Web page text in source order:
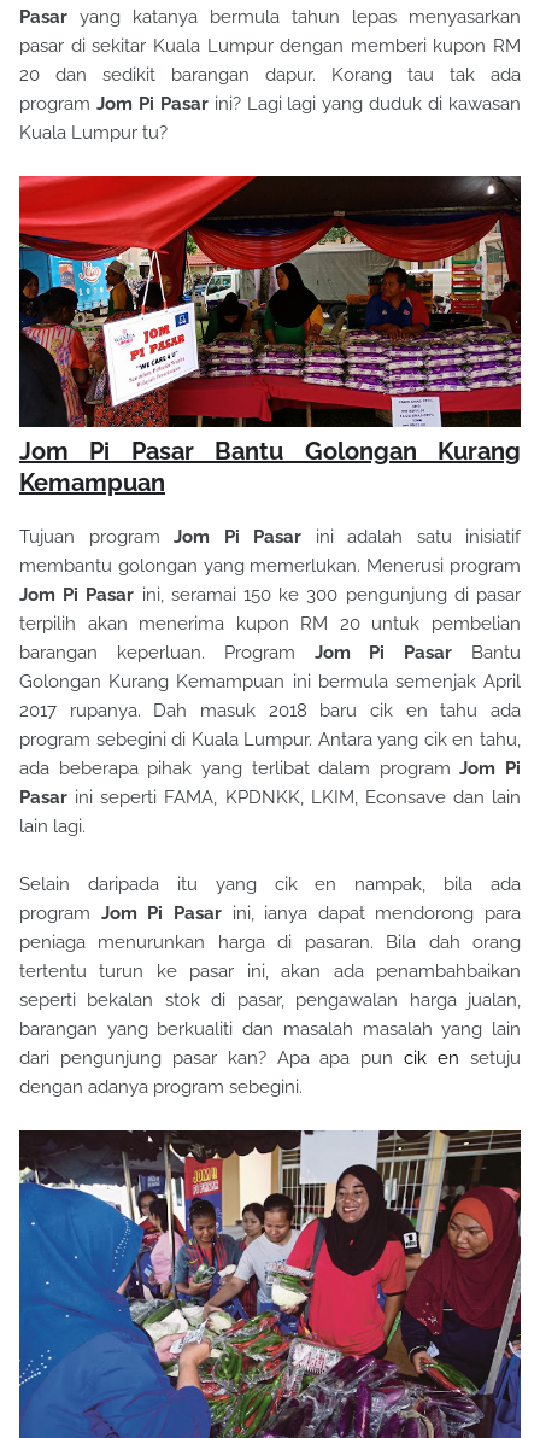
Pasar yang katanya bermula tahun lepas menyasarkan
pasar di sekitar Kuala Lumpur dengan memberi kupon RM
20 dan sedikit barangan dapur. Korang tau tak ada
program Jom Pi Pasar ini? Lagi lagi yang duduk di kawasan
Kuala Lumpur tu?
Jom Pi Pasar Bantu Golongan Kurang
Kemampuan
Tujuan program Jom Pi Pasar ini adalah satu inisiatif
membantu golongan yang memerlukan. Menerusi program
Jom Pi Pasar ini, seramai 150 ke 300 pengunjung di pasar
terpilih akan menerima kupon RM 20 untuk pembelian
barangan keperluan. Program Jom Pi Pasar Bantu
Golongan Kurang Kemampuan ini bermula semenjak April
2017 rupanya. Dah masuk 2018 baru cik en tahu ada
program sebegini di Kuala Lumpur. Antara yang cik en tahu,
ada beberapa pihak yang terlibat dalam programJom Pi
Pasar ini seperti FAMA, KPDNKK, LKIM, Econsave dan lain
lain lagi.
Selain daripada itu yang cik en nampak, bila ada
program Jom Pi Pasarini, ianya dapat mendorong para
peniaga menurunkan harga di pasaran. Bila dah orang
tertentu turun ke pasar ini, akan ada penambahbaikan
seperti bekalan stok di pasar, pengawalan harga jualan,
barangan yang berkualiti dan masalah masalah yang lain
dari pengunjung pasar kan? Apa apa puncik en setuju
dengan adanya program sebegini.